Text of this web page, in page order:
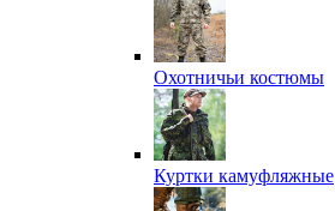
Охотничьи костюмы
Куртки камуфляжные